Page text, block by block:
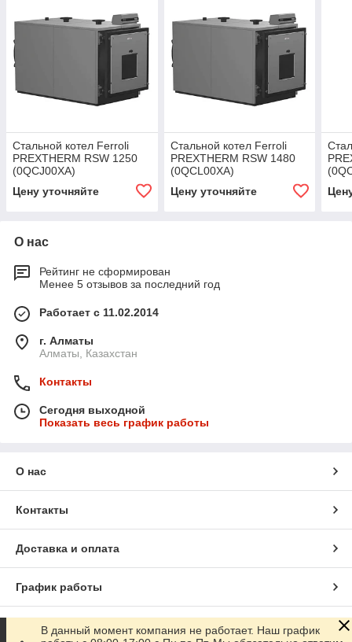
Стальной котел Ferroli
PREXTHERM RSW 1250
(0QCJ00XA)
Цену уточняйте
Стальной котел Ferroli
PREXTHERM RSW 1480
(0QCL00XA)
Цену уточняйте
О нас
Рейтинг не сформирован
Менее 5 отзывов за последний год
Работает с 11.02.2014
г. Алматы
Алматы, Казахстан
Контакты
Сегодня выходной
Показать весь график работы
О нас
Контакты
Доставка и оплата
График работы
Полная версия сайта
В данный момент компания не работает. Наш график